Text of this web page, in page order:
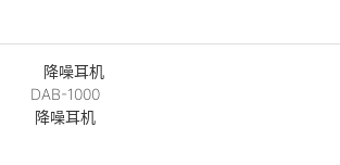
DAB-1000
降噪耳机